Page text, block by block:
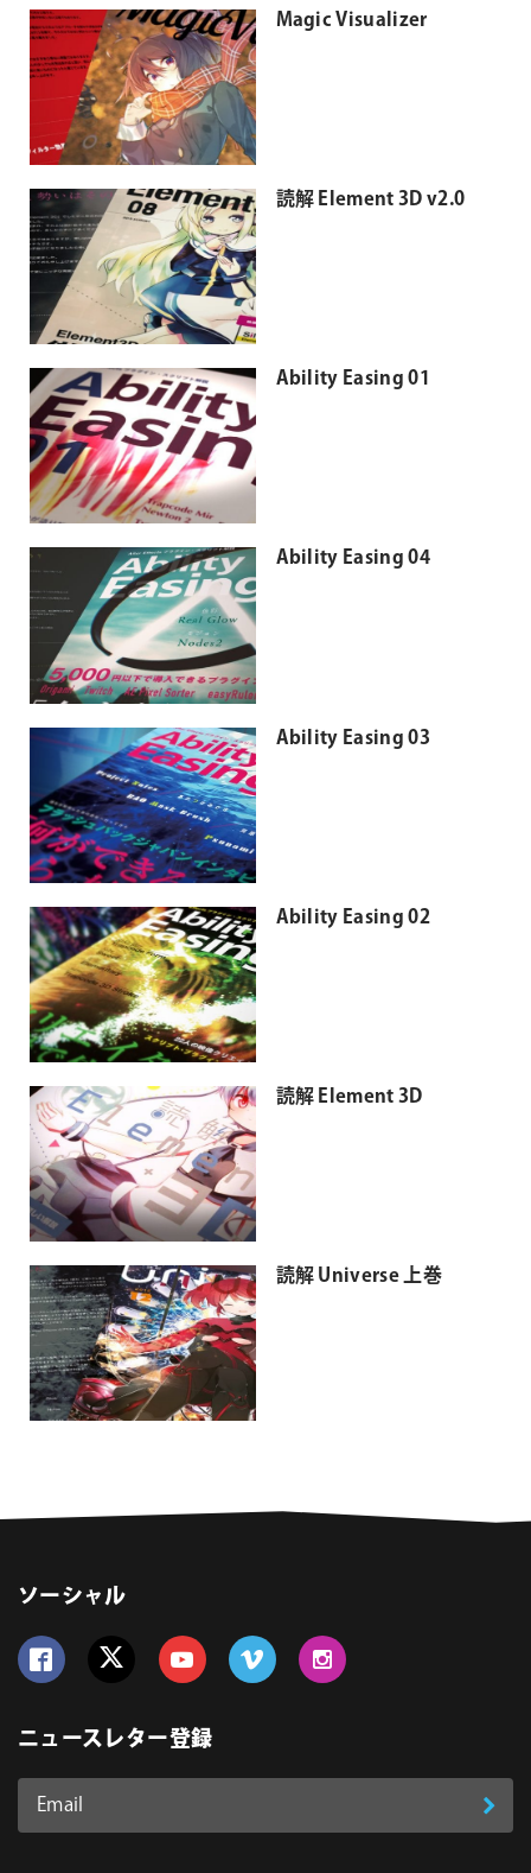
Magic Visualizer
読解 Element 3D v2.0
Ability Easing 01
Ability Easing 04
Ability Easing 03
Ability Easing 02
読解 Element 3D
読解 Universe 上巻
ソーシャル
ニュースレター登録
Email
登